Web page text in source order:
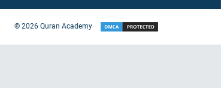
©2026Quran Academy